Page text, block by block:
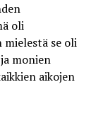
oli
se oli
monien
aikojen